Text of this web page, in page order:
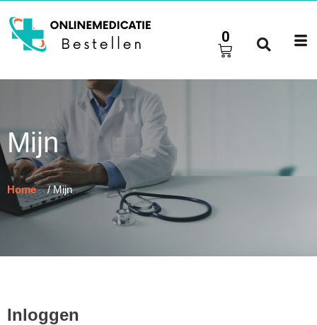
0
Mijn
Home / Mijn
Inloggen